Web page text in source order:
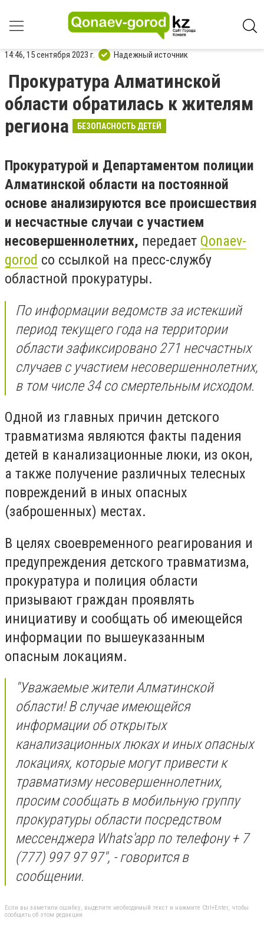
14:46, 15 сентября 2023 г. Надежный источник
Прокуратура Алматинской
области обратилась к жителям
региона
БЕЗОПАСНОСТЬ ДЕТЕЙ
Прокуратурой и Департаментом полиции
Алматинской области на постоянной
основе анализируются все происшествия
и несчастные случаи с участием
несовершеннолетних, передает Qonaev-
gorod со ссылкой на пресс-службу
областной прокуратуры.
По информации ведомств за истекший
период текущего года на территории
области зафиксировано 271 несчастных
случаев с участием несовершеннолетних,
в том числе 34 со смертельным исходом.
Одной из главных причин детского
травматизма являются факты падения
детей в канализационные люки, из окон,
а также получение различных телесных
повреждений в иных опасных
(заброшенных) местах.
В целях своевременного реагирования и
предупреждения детского травматизма,
прокуратура и полиция области
призывают граждан проявлять
инициативу и сообщать об имеющейся
информации по вышеуказанным
опасным локациям.
"Уважаемые жители Алматинской
области! В случае имеющейся
информации об открытых
канализационных люках и иных опасных
локациях, которые могут привести к
травматизму несовершеннолетних,
просим сообщать в мобильную группу
прокуратуры области посредством
мессенджера Whats'app по телефону + 7
(777) 997 97 97", - говорится в
сообщении.
Если вы заметили ошибку, выделите необходимый текст и нажмите Ctrl+Enter, чтобы
сообщить об этом редакции